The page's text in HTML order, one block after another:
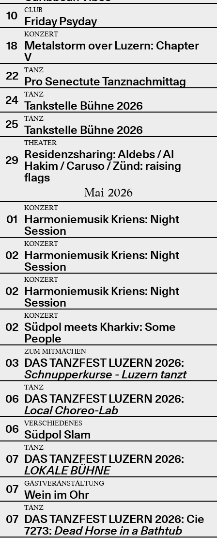
10
CLUB
Friday Psyday
18
KONZERT
Metalstorm over Luzern: Chapter
V
22
TANZ
Pro Senectute Tanznachmittag
24
TANZ
Tankstelle Bühne 2026
25
TANZ
Tankstelle Bühne 2026
29
THEATER
Residenzsharing: Aldebs / Al
Hakim / Caruso / Zünd: raising
flags
Mai 2026
01
KONZERT
Harmoniemusik Kriens: Night
Session
02
KONZERT
Harmoniemusik Kriens: Night
Session
02
KONZERT
Harmoniemusik Kriens: Night
Session
02
KONZERT
Südpol meets Kharkiv: Some
People
03
ZUM MITMACHEN
DAS TANZFEST LUZERN 2026:
Schnupperkurse - Luzern tanzt
06
TANZ
DAS TANZFEST LUZERN 2026:
Local Choreo-Lab
06
VERSCHIEDENES
Südpol Slam
07
TANZ
DAS TANZFEST LUZERN 2026:
LOKALE BÜHNE
07
GASTVERANSTALTUNG
Wein im Ohr
07
TANZ
DAS TANZFEST LUZERN 2026: Cie
7273: Dead Horse in a Bathtub